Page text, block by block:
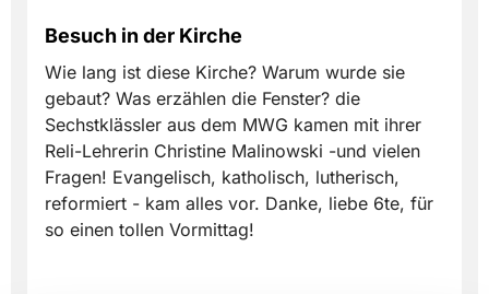
Besuch in der Kirche
Wie lang ist diese Kirche? Warum wurde sie
gebaut? Was erzählen die Fenster? die
Sechstklässler aus dem MWG kamen mit ihrer
Reli-Lehrerin Christine Malinowski -und vielen
Fragen! Evangelisch, katholisch, lutherisch,
reformiert - kam alles vor. Danke, liebe 6te, für
so einen tollen Vormittag!